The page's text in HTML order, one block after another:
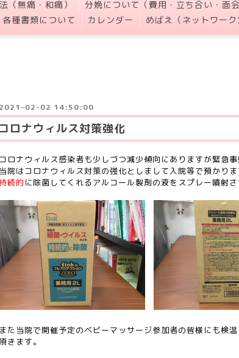
（無痛・和痛） 分娩について（費用・立ち合い・面会
各種書類について カレンダー めばえ（ネットワー
2021-02-02 14:50:00
コロナウィルス対策強化
コロナウィルス感染者も少しづつ減少傾向にありますが緊急
当院はコロナウィルス対策の強化としまして入院等で預かり
持続的に除菌してくれるアルコール製剤の液をスプレー噴射さ
また当院で開催予定のベビーマッサージ参加者の皆様にも検
きます。